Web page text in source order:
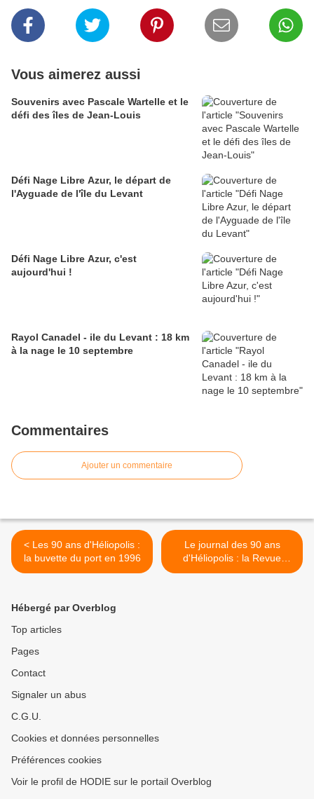
Vous aimerez aussi
Souvenirs avec Pascale Wartelle et le
défi des îles de Jean-Louis
Défi Nage Libre Azur, le départ de
l'Ayguade de l'île du Levant
Défi Nage Libre Azur, c'est
aujourd'hui !
Rayol Canadel - ile du Levant : 18 km
à la nage le 10 septembre
Commentaires
Ajouter un commentaire
< Les 90 ans d'Héliopolis :
la buvette du port en 1996
Le journal des 90 ans
d'Héliopolis : la Revue
NATURISME du 28 juillet
Hébergé par Overblog
Top articles
Pages
Contact
Signaler un abus
C.G.U.
Cookies et données personnelles
Préférences cookies
Voir le profil de HODIE sur le portail Overblog